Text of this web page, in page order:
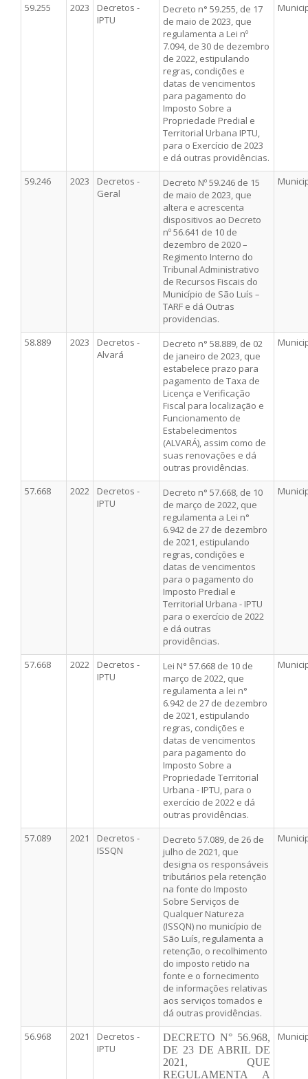
59.255 2023
Decretos -
IPTU
Decreto n° 59.255, de 17
de maio de 2023, que
regulamenta a Lei nº
7.094, de 30 de dezembro
de 2022, estipulando
regras, condições e
datas de vencimentos
para pagamento do
Imposto Sobre a
Propriedade Predial e
Territorial Urbana IPTU,
para o Exercício de 2023
e dá outras providências.
59.246 2023
Decretos -
Geral
Decreto Nº 59.246 de 15
de maio de 2023, que
altera e acrescenta
dispositivos ao Decreto
nº 56.641 de 10 de
dezembro de 2020 –
Regimento Interno do
Tribunal Administrativo
de Recursos Fiscais do
Município de São Luís –
TARF e dá Outras
providencias.
58.889 2023
Decretos -
Alvará
Decreto n° 58.889, de 02
de janeiro de 2023, que
estabelece prazo para
pagamento de Taxa de
Licença e Verificação
Fiscal para localização e
Funcionamento de
Estabelecimentos
(ALVARÁ), assim como de
suas renovações e dá
outras providências.
57.668 2022
Decretos -
IPTU
Decreto n° 57.668, de 10
de março de 2022, que
regulamenta a Lei n°
6.942 de 27 de dezembro
de 2021, estipulando
regras, condições e
datas de vencimentos
para o pagamento do
Imposto Predial e
Territorial Urbana - IPTU
para o exercício de 2022
e dá outras
providências.
57.668 2022
Decretos -
IPTU
Lei N° 57.668 de 10 de
março de 2022, que
regulamenta a lei n°
6.942 de 27 de dezembro
de 2021, estipulando
regras, condições e
datas de vencimentos
para pagamento do
Imposto Sobre a
Propriedade Territorial
Urbana - IPTU, para o
exercício de 2022 e dá
outras providências.
57.089 2021
Decretos -
ISSQN
Decreto 57.089, de 26 de
julho de 2021, que
designa os responsáveis
tributários pela retenção
na fonte do Imposto
Sobre Serviços de
Qualquer Natureza
(ISSQN) no município de
São Luís, regulamenta a
retenção, o recolhimento
do imposto retido na
fonte e o fornecimento
de informações relativas
aos serviços tomados e
dá outras providências.
56.968 2021
Decretos -
IPTU
DECRETO N° 56.968,
DE 23 DE ABRIL DE
2021, QUE
REGULAMENTA A